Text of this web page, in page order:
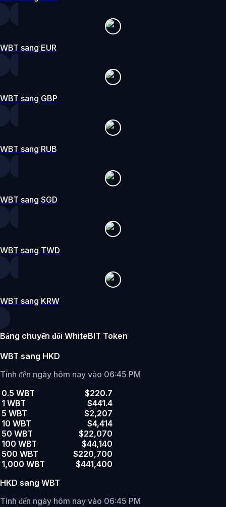
WBT sang EUR
WBT sang GBP
WBT sang RUB
WBT sang SGD
WBT sang TWD
WBT sang KRW
Bảng chuyển đổi WhiteBIT Token
WBT sang HKD
Tính đến ngày hôm nay vào 06:45 PM
0.5 WBT
$220.7
1 WBT
$441.4
5 WBT
$2,207
10 WBT
$4,414
50 WBT
$22,070
100 WBT
$44,140
500 WBT
$220,700
1,000 WBT
$441,400
HKD sang WBT
Tính đến ngày hôm nay vào 06:45 PM